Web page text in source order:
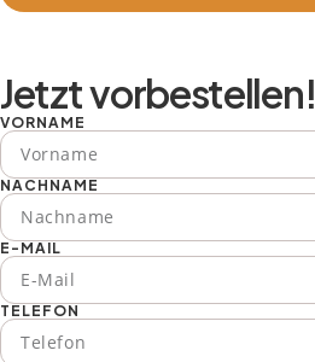
Jetzt vorbestellen!
VORNAME
NACHNAME
E-MAIL
TELEFON